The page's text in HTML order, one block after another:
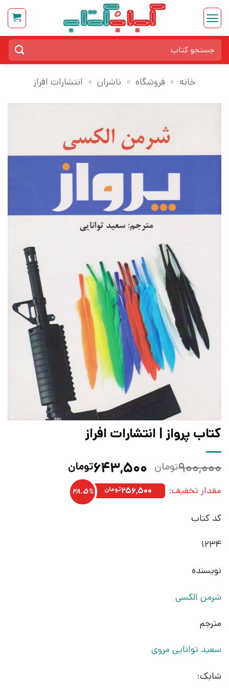
Skip
content
برای:
خانه » فروشگاه » ناشران » انتشارات افراز
کتاب پرواز | انتشارات افراز
۹۰۰,۰۰۰تومان قیمت
اصلی:
۹۰۰,۰۰۰تومان
۶۴۳,۵۰۰تومان
مقدار تخفیف: ۲۵۶,۵۰۰تومان 28.5%
کد کتاب
1234
نویسنده
شرمن الکسی
مترجم
سعید توانایی مروی
شابک: